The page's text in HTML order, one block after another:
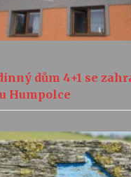
dům 4+1 se
Humpolce